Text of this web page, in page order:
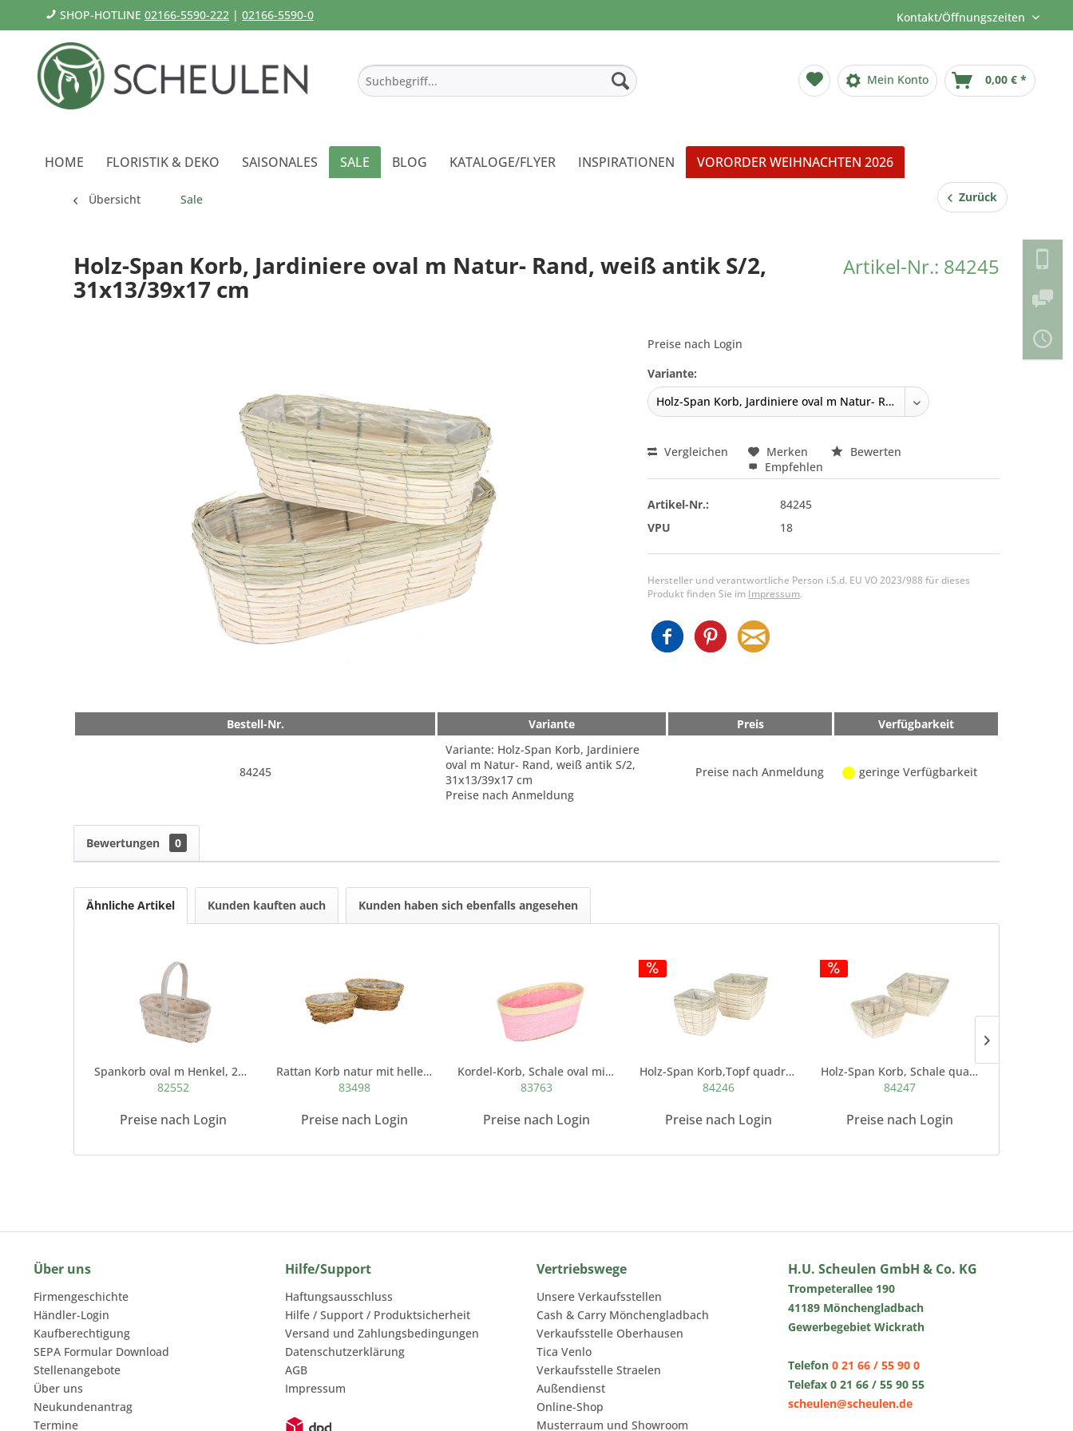
SHOP-HOTLINE 02166-5590-222 | 02166-5590-0 Kontakt/Öffnungszeiten
Mein Konto 0,00 € *
HOME FLORISTIK & DEKO SAISONALES SALE BLOG KATALOGE/FLYER INSPIRATIONEN VORORDER WEIHNACHTEN 2026
Übersicht Sale Zurück
Artikel-Nr.: 84245
Holz-Span Korb, Jardiniere oval m Natur- Rand, weiß antik S/2,
31x13/39x17 cm
Preise nach Login
Variante:
Vergleichen Merken
Bewerten
Empfehlen
Artikel-Nr.:
84245
VPU
18
Hersteller und verantwortliche Person i.S.d. EU VO 2023/988 für dieses
Produkt finden Sie im Impressum.
Bestell-Nr. Variante Preis Verfügbarkeit
84245
Variante: Holz-Span Korb, Jardiniere
oval m Natur- Rand, weiß antik S/2,
31x13/39x17 cm
Preise nach Anmeldung
Preise nach Anmeldung geringe Verfügbarkeit
Bewertungen 0
Ähnliche Artikel Kunden kauften auch Kunden haben sich ebenfalls angesehen
Spankorb oval m Henkel, 24x13xh10/24cm weiß -...
82552
Preise nach Login
Rattan Korb natur mit hellem Rand oval, Set/2,...
83498
Preise nach Login
Kordel-Korb, Schale oval mit Naturrand, rosa,...
83763
Preise nach Login
Holz-Span Korb,Topf quadratisch m Natur- Rand,...
84246
Preise nach Login
Holz-Span Korb, Schale quadra mit Natur- Rand,...
84247
Preise nach Login
Über uns
Firmengeschichte
Händler-Login
Kaufberechtigung
SEPA Formular Download
Stellenangebote
Über uns
Neukundenantrag
Termine
Hilfe/Support
Haftungsausschluss
Hilfe / Support / Produktsicherheit
Versand und Zahlungsbedingungen
Datenschutzerklärung
AGB
Impressum
Vertriebswege
Unsere Verkaufsstellen
Cash & Carry Mönchengladbach
Verkaufsstelle Oberhausen
Tica Venlo
Verkaufsstelle Straelen
Außendienst
Online-Shop
Musterraum und Showroom
H.U. Scheulen GmbH & Co. KG
Trompeterallee 190
41189 Mönchengladbach
Gewerbegebiet Wickrath
Telefon 0 21 66 / 55 90 0
Telefax 0 21 66 / 55 90 55
scheulen@scheulen.de